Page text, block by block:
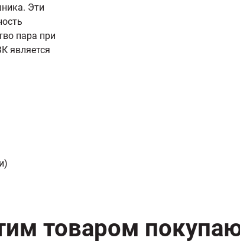
Эти
пара при
является
товаром